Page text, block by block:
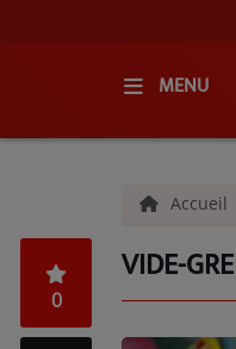
MENU
QUI SOMMES-NOUS ?
Accueil
VIDE-
0